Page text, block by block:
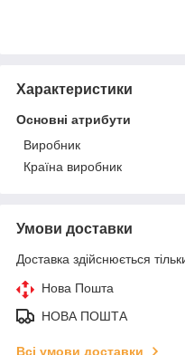
Характеристики
Основні атрибути
Виробник
Країна виробник
Умови доставки
Доставка здійснюється
Нова Пошта
НОВА ПОШТА
Всі умови доставки